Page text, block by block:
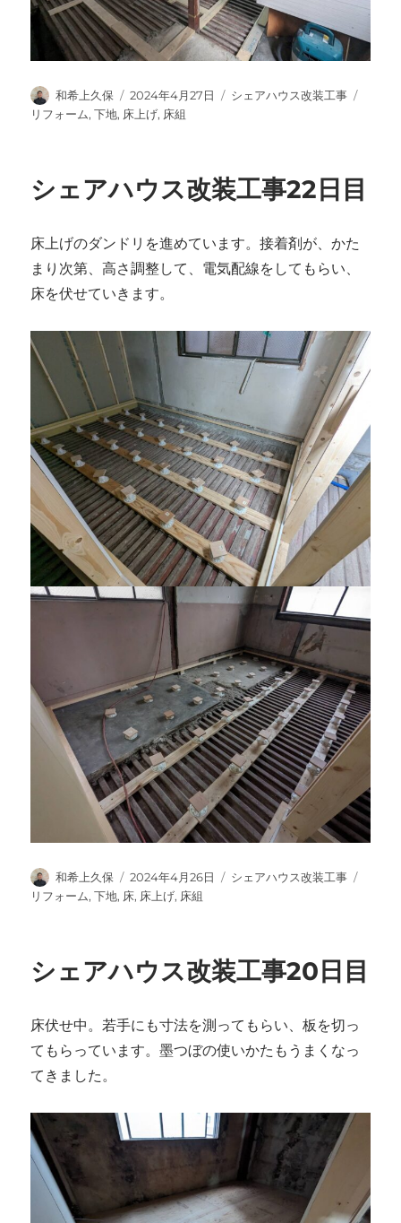
投
稿
和希上久保
投
稿
2024年4月27日
カ
シェアハウス改装工事
リフォーム,下地, 床上げ, 床組
シェアハウス改装工事22日目
床上げのダンドリを進めています。接着剤が、かた
まり次第、高さ調整して、電気配線をしてもらい、
床を伏せていきます。
投
稿
和希上久保
投
稿
2024年4月26日
カ
シェアハウス改装工事
リフォーム,下地, 床, 床上げ, 床組
シェアハウス改装工事20日目
床伏せ中。若手にも寸法を測ってもらい、板を切っ
てもらっています。墨つぼの使いかたもうまくなっ
てきました。